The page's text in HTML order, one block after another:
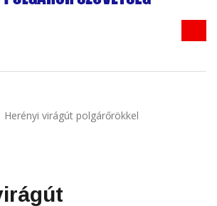
Herényi virágút polgárőrökkel